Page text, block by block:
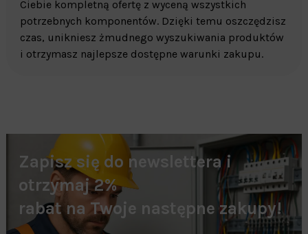
Ciebie kompletną ofertę z wyceną wszystkich
potrzebnych komponentów. Dzięki temu oszczędzisz
czas, unikniesz żmudnego wyszukiwania produktów
i otrzymasz najlepsze dostępne warunki zakupu.
Zapisz się do newslettera i
otrzymaj 2%
rabat na Twoje następne zakupy!